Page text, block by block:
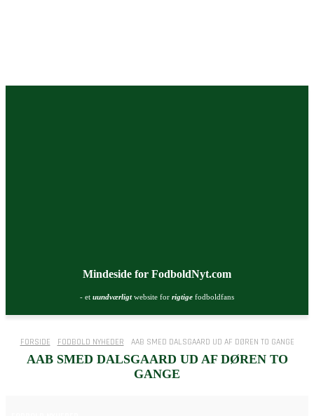
Mindeside for FodboldNyt.com
- et uundværligtwebsite for rigtige fodboldfans
FORSIDE FODBOLD NYHEDER AAB SMED DALSGAARD UD AF DØREN TO GANGE
AAB SMED DALSGAARD UD AF DØREN TO
GANGE